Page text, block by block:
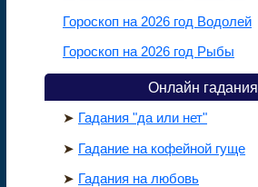
Гороскоп на 2026 год Водолей
Гороскоп на 2026 год Рыбы
Онлайн гадания
➤ Гадания "да или нет"
➤ Гадание на кофейной гуще
➤ Гадания на любовь